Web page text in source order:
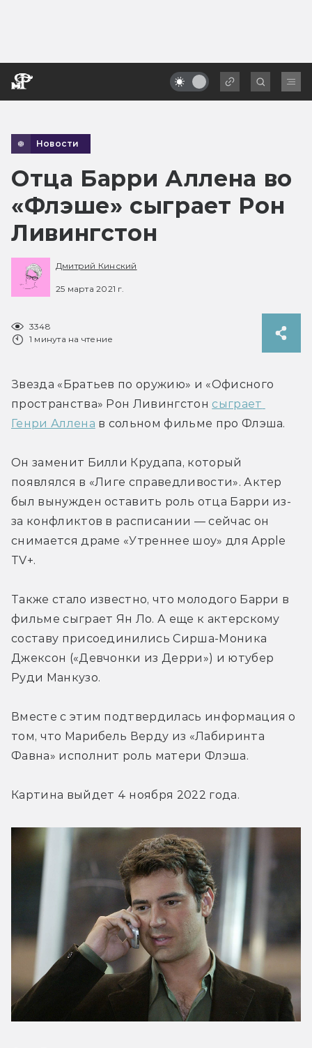
Новости
Отца Барри Аллена во
«Флэше» сыграет Рон
Ливингстон
Дмитрий Кинский
25 марта 2021 г.
3348
1 минута на чтение
Звезда «Братьев по оружию» и «Офисного
пространства» Рон Ливингстон сыграет
Генри Аллена в сольном фильме про Флэша.
Он заменит Билли Крудапа, который
появлялся в «Лиге справедливости». Актер
был вынужден оставить роль отца Барри из-
за конфликтов в расписании — сейчас он
снимается драме «Утреннее шоу» для Apple
TV+.
Также стало известно, что молодого Барри в
фильме сыграет Ян Ло. А еще к актерскому
составу присоединились Сирша-Моника
Джексон («Девчонки из Дерри») и ютубер
Руди Манкузо.
Вместе с этим подтвердилась информация о
том, что Марибель Верду из «Лабиринта
Фавна» исполнит роль матери Флэша.
Картина выйдет 4 ноября 2022 года.